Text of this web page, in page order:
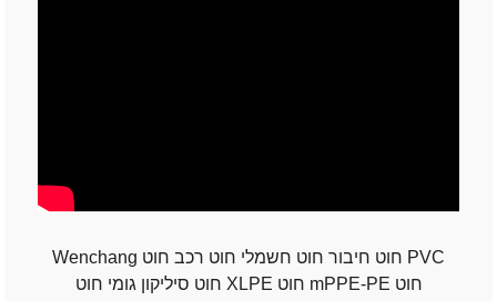
Wenchang חוט חיבור חוט חשמלי חוט רכב חוט PVC
חוט סיליקון גומי חוט XLPE חוט mPPE-PE חוט